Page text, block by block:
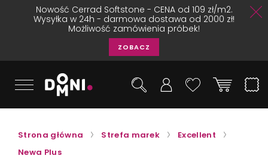
Nowość Cerrad Softstone - CENA od 109 zł/m2.
Wysyłka w 24h - darmowa dostawa od 2000 zł!
Możliwość zamówienia próbek!
ZOBACZ
Strona główna Strefa marek
Excellent
Newa Plus